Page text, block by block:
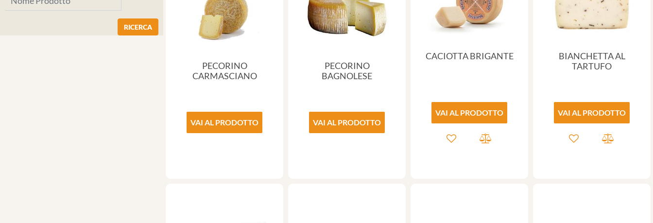
PECORINO
CARMASCIANO
VAI AL PRODOTTO
PECORINO
BAGNOLESE
VAI AL PRODOTTO
CACIOTTA BRIGANTE
VAI AL PRODOTTO
BIANCHETTA AL
TARTUFO
VAI AL PRODOTTO